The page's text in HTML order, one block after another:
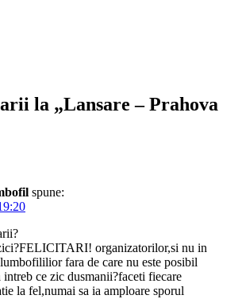
la „Lansare – Prahova
spune:
organizatorilor,si nu in
fara de care nu este posibil
ce zic dusmanii?faceti fiecare
la fel,numai sa ia amploare sporul